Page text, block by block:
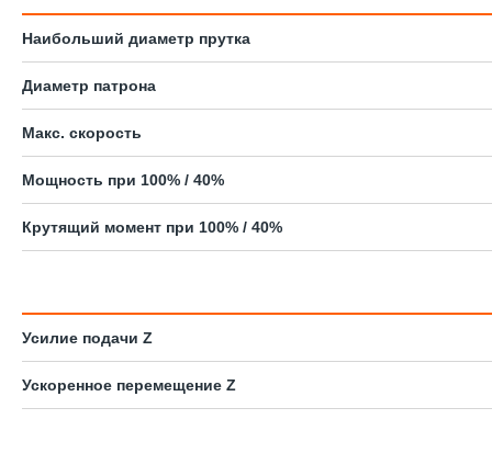
Наибольший диаметр прутка
Диаметр патрона
Макс. скорость
Мощность при 100% / 40%
Крутящий момент при 100% / 40%
Усилие подачи Z
Ускоренное перемещение Z